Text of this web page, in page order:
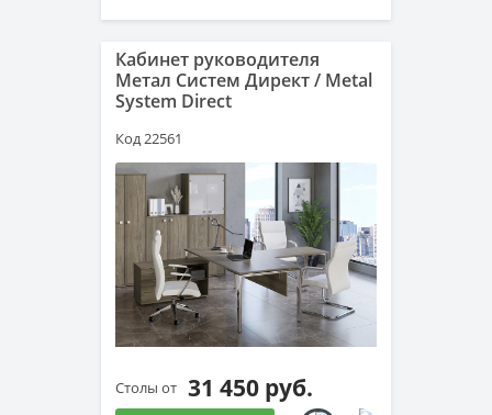
Кабинет руководителя
Метал Систем Директ / Metal
System Direct
Код 22561
Столы от 31 450 руб.